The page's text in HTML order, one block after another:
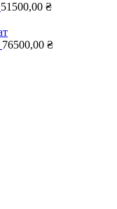
51500,00 ₴
76500,00 ₴